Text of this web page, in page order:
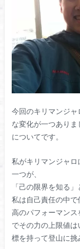
今回のキリマンジャ
な変化が一つあり
についてです。
私がキリマンジャ
一つが、
「己の限界を知る」
私は自己責任の中
高のパフォーマンス
でその力の上限値
標を持って登山に挑